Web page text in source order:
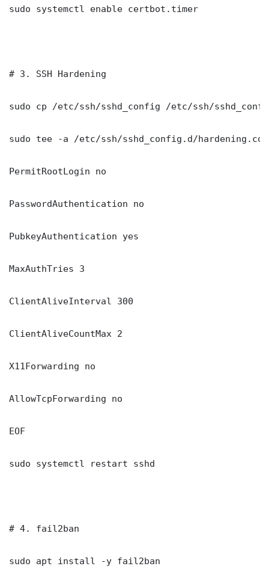
sudo systemctl enable certbot.timer
# 3. SSH Hardening
sudo cp /etc/ssh/sshd_config /etc/ssh/
sudo tee -a /etc/ssh/sshd_config.d/
PermitRootLogin no
PasswordAuthentication no
PubkeyAuthentication yes
MaxAuthTries 3
ClientAliveInterval 300
ClientAliveCountMax 2
X11Forwarding no
AllowTcpForwarding no
EOF
sudo systemctl restart sshd
# 4. fail2ban
sudo apt install -y fail2ban